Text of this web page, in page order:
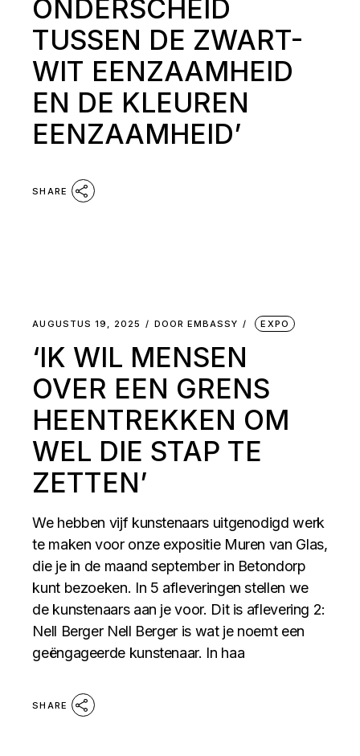
ONDERSCHEID
TUSSEN DE ZWART-
WIT EENZAAMHEID
EN DE KLEUREN
EENZAAMHEID’
SHARE
AUGUSTUS 19, 2025 DOOR EMBASSY EXPO
‘IK WIL MENSEN
OVER EEN GRENS
HEENTREKKEN OM
WEL DIE STAP TE
ZETTEN’
We hebben vijf kunstenaars uitgenodigd werk
te maken voor onze expositie Muren van Glas,
die je in de maand september in Betondorp
kunt bezoeken. In 5 afleveringen stellen we
de kunstenaars aan je voor. Dit is aflevering 2:
Nell Berger Nell Berger is wat je noemt een
geëngageerde kunstenaar. In haa
SHARE